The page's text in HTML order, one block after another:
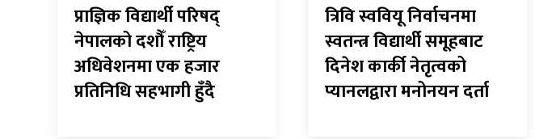
प्राज्ञिक विद्यार्थी परिषद्
नेपालको दशौँ राष्ट्रिय
अधिवेशनमा एक हजार
प्रतिनिधि सहभागी हुँदै
त्रिवि स्ववियू निर्वाचनमा
स्वतन्त्र विद्यार्थी समूहबाट
दिनेश कार्की नेतृत्वको
प्यानलद्वारा मनोनयन दर्ता